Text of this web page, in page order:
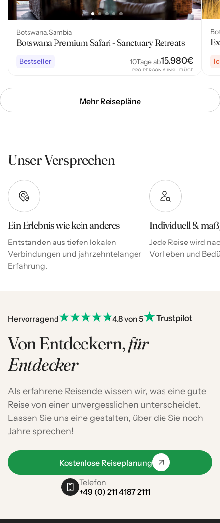
Botswana Sambia
Botswana Premium Safari - Sanctuary Retreats
Bestseller 10Tage ab15.980€
PRO PERSON & INKL. FLÜGE
Mehr Reisepläne
Unser Versprechen
Ein Erlebnis wie kein anderes
Entstanden aus tiefen lokalen
Verbindungen und jahrzehntelanger
Erfahrung.
Individuell &
Jede Reise wird
Vorlieben und
Hervorragend 4.8 von 5
Von Entdeckern,für
Entdecker
Als erfahrene Reisende wissen wir, was eine gute
Reise von einer unvergesslichen unterscheidet.
Lassen Sie uns eine gestalten, über die Sie noch
Jahre sprechen!
Kostenlose Reiseplanung
Telefon
+49 (0) 211 4187 2111